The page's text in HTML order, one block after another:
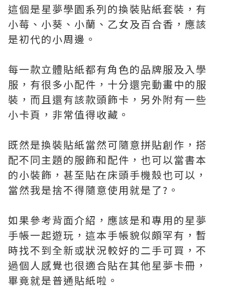
這個是星夢學園系列的換裝貼紙套裝，有
小莓、小葵、小蘭、乙女及百合香，應該
是初代的小周邊。
每一款立體貼紙都有角色的品牌服及入學
服，有很多小配件，十分還完動畫中的服
裝，而且還有該款頭飾卡，另外附有一些
小卡頁，非常值得收藏。
既然是換裝貼紙當然可隨意拼貼創作，搭
配不同主題的服飾和配件，也可以當書本
的小裝飾，甚至貼在床頭手機殼也可以，
當然我是捨不得隨意使用就是了?。
如果參考背面介紹，應該是和專用的星夢
手帳一起遊玩，這本手帳貌似頗罕有，暫
時找不到全新或狀況較好的二手可買，不
過個人感覺也很適合貼在其他星夢卡冊，
畢竟就是普通貼紙啦。